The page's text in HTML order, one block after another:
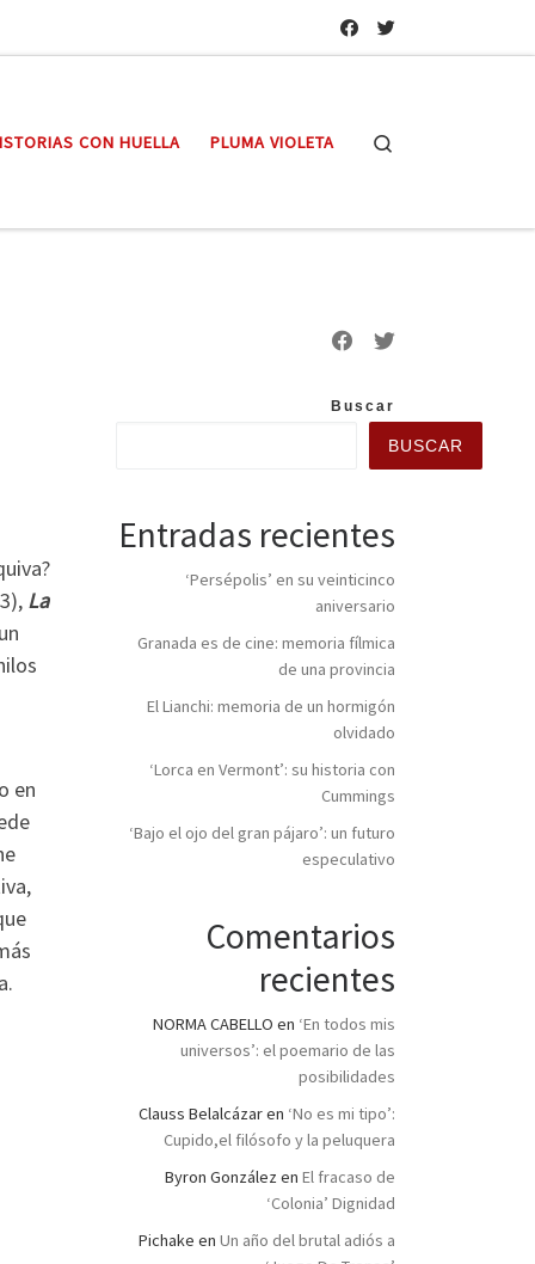
CON HUELLA PLUMA VIOLETA
La
en
Buscar
BUSCAR
Entradas recientes
‘Persépolis’ en su veinticinco
aniversario
Granada es de cine: memoria fílmica
de una provincia
El Lianchi: memoria de un hormigón
olvidado
‘Lorca en Vermont’: su historia con
Cummings
‘Bajo el ojo del gran pájaro’: un futuro
especulativo
Comentarios
recientes
NORMA CABELLO en ‘En todos mis
universos’: el poemario de las
posibilidades
Clauss Belalcázaren ‘No es mi tipo’:
Cupido,el filósofo y la peluquera
Byron González en El fracaso de
‘Colonia’ Dignidad
Pichake en Un año del brutal adiós a